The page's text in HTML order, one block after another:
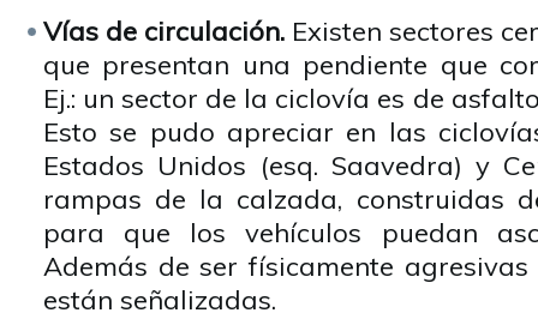
Vías de circulación. Existen sectores
que presentan una pendiente que
Ej.: un sector de la ciclovía es de
Esto se pudo apreciar en las
Estados Unidos (esq. Saavedra) y
rampas de la calzada, construidas
para que los vehículos puedan
Además de ser físicamente
están señalizadas.